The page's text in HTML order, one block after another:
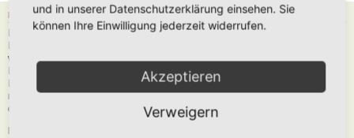
REGISTRIEREN
Du musst in diesem Forum registriert sein, um dich anmelden zu können. Die
weitere Funktionen zuzugreifen. Die Board-Administration kann registrierten
Benutzern auch zusätzliche Berechtigungen zuweisen. Beachte bitte unsere
Nutzungsbedingungen und die verwandten Regelungen, bevor du dich
registrierst. Bitte beachte auch die jeweiligen Forenregeln, wenn du dich in
diesem Board bewegst.
und in unserer Datenschutzerklärung einsehen. Sie
können Ihre Einwilligung jederzeit widerrufen.
Akzeptieren
Verweigern